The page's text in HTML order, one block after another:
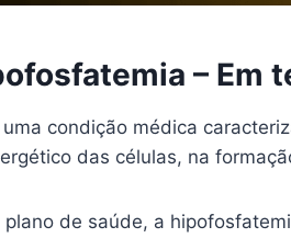
– Em
condição médica
das células, na
de saúde, a